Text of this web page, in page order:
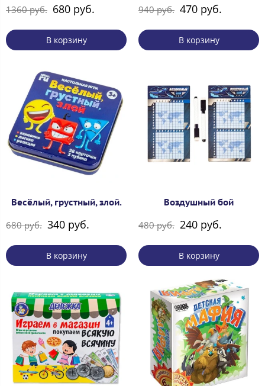
1360 руб. 680 руб.
В корзину
940 руб. 470 руб.
В корзину
Весёлый, грустный, злой.
680 руб. 340 руб.
В корзину
Воздушный бой
480 руб. 240 руб.
В корзину